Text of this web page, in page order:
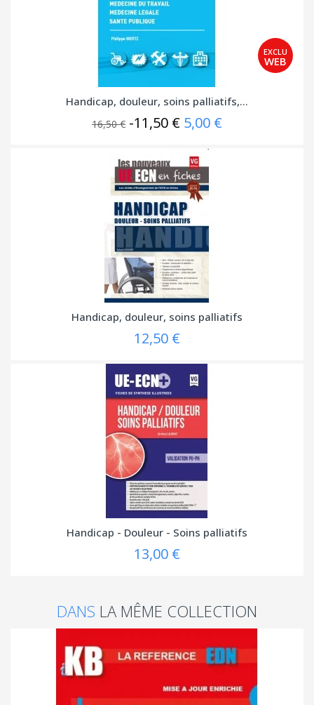
Handicap, douleur, soins palliatifs,...
16,50 € -11,50 € 5,00 €
Handicap, douleur, soins palliatifs
12,50 €
Handicap - Douleur - Soins palliatifs
13,00 €
DANS LA MÊME COLLECTION